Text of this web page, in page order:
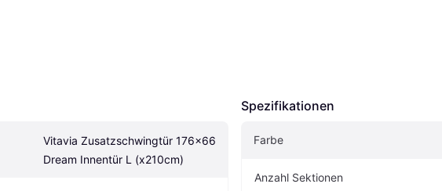
Vitavia Zusatzschwingtür 176x66
Dream Innentür L (x210cm)
Spezifikationen
Farbe
Anzahl Sektionen